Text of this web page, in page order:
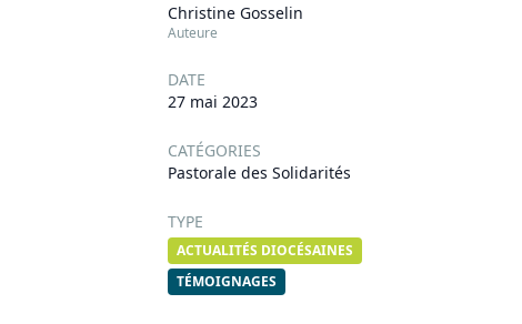
Christine Gosselin
Auteure
DATE
27 mai 2023
CATÉGORIES
Pastorale des Solidarités
TYPE
ACTUALITÉS DIOCÉSAINES
TÉMOIGNAGES